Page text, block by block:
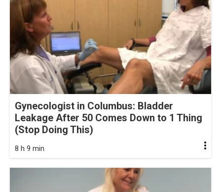
Gynecologist in Columbus: Bladder
Leakage After 50 Comes Down to 1 Thing
(Stop Doing This)
8 h 9 min